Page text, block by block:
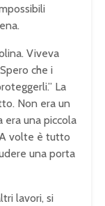
Viveva
che i
La
Non era un
era una piccola
volte è tutto
una porta
lavori, si